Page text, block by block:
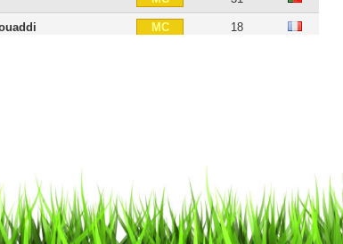
MC 18
MI 31
DD 37